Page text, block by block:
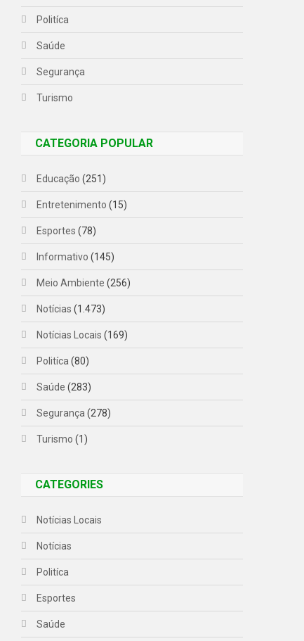
Politíca
Saúde
Segurança
Turismo
CATEGORIA POPULAR
Educação (251)
Entretenimento (15)
Esportes (78)
Informativo (145)
Meio Ambiente (256)
Notícias (1.473)
Notícias Locais (169)
Politíca (80)
Saúde (283)
Segurança (278)
Turismo (1)
CATEGORIES
Notícias Locais
Notícias
Politíca
Esportes
Saúde